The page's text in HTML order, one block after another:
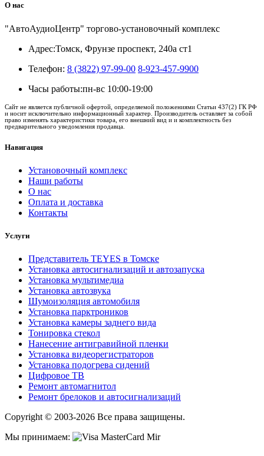
О нас
"АвтоАудиоЦентр" торгово-установочный комплекс
Адрес:Томск, Фрунзе проспект, 240а ст1
Телефон: 8 (3822) 97-99-00 8-923-457-9900
Часы работы:пн-вс 10:00-19:00
Сайт не является публичной офертой, определяемой положениями Статьи 437(2) ГК РФ
и носит исключительно информационный характер. Производитель оставляет за собой
право изменять характеристики товара, его внешний вид и и комплектность без
предварительного уведомления продавца.
Навигация
Установочный комплекс
Наши работы
О нас
Оплата и доставка
Контакты
Услуги
Представитель TEYES в Томске
Установка автосигнализаций и автозапуска
Установка мультимедиа
Установка автозвука
Шумоизоляция автомобиля
Установка парктроников
Установка камеры заднего вида
Тонировка стекол
Нанесение антигравийной пленки
Установка видеорегистраторов
Установка подогрева сидений
Цифровое ТВ
Ремонт автомагнитол
Ремонт брелоков и автосигнализаций
Copyright © 2003-2026 Все права защищены.
Мы принимаем: